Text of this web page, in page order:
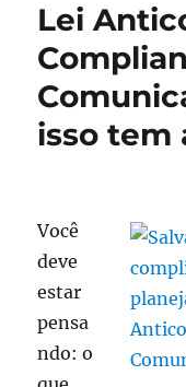
Lei
isso tem
Você
deve
estar
pensa
ndo: o